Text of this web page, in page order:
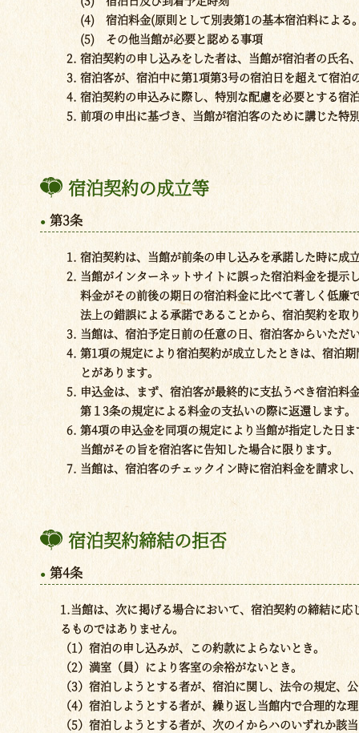
(4) 宿泊料金(原則として別表第1の基本宿泊料による
(5) その他当館が必要と認める事項
宿泊契約の申し込みをした者は、当館が宿泊者の氏名
宿泊客が、宿泊中に第1項第3号の宿泊日を超えて宿
宿泊契約の申込みに際し、特別な配慮を必要とする宿
前項の申出に基づき、当館が宿泊客のために講じた特
宿泊契約の成立等
第3条
宿泊契約は、当館が前条の申し込みを承諾した時に成
当館がインターネットサイトに誤った宿泊料金を提
料金がその前後の期日の宿泊料金に比べて著しく低廉
法上の錯誤による承諾であることから、宿泊契約を取
当館は、宿泊予定日前の任意の日、宿泊客からいただ
第1項の規定により宿泊契約が成立したときは、宿泊
とがあります。
申込金は、まず、宿泊客が最終的に支払うべき宿泊
第１3条の規定による料金の支払いの際に返還します。
第4項の申込金を同項の規定により当館が指定した日
当館がその旨を宿泊客に告知した場合に限ります。
当館は、宿泊客のチェックイン時に宿泊料金を請求し
宿泊契約締結の拒否
第4条
1.当館は、次に掲げる場合において、宿泊契約の締結に
るものではありません。
（1）宿泊の申し込みが、この約款によらないとき。
（2）満室（員）により客室の余裕がないとき。
（3）宿泊しようとする者が、宿泊に関し、法令の規定
（4）宿泊しようとする者が、繰り返し当館内で合理的
（5）宿泊しようとする者が、次のイからハのいずれか該